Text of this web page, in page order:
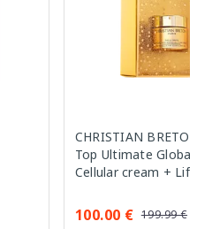
CHRISTIAN
Top Ultimate
Cellular cream +
100.00 € 199.99 €